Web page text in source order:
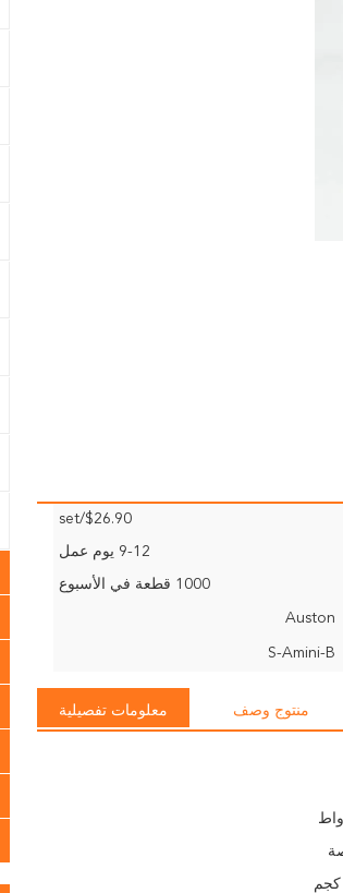
$26.90/set
9-12 يوم عمل
1000 قطعة في الأسبوع
Auston
S-Amini-B
معلومات تفصيلية منتوج وصف